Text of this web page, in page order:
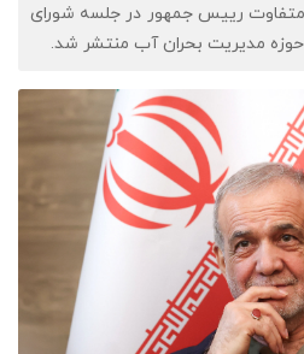
متفاوت رییس جمهور در جلسه شورای
مدیریت بحران آب منتشر شد.